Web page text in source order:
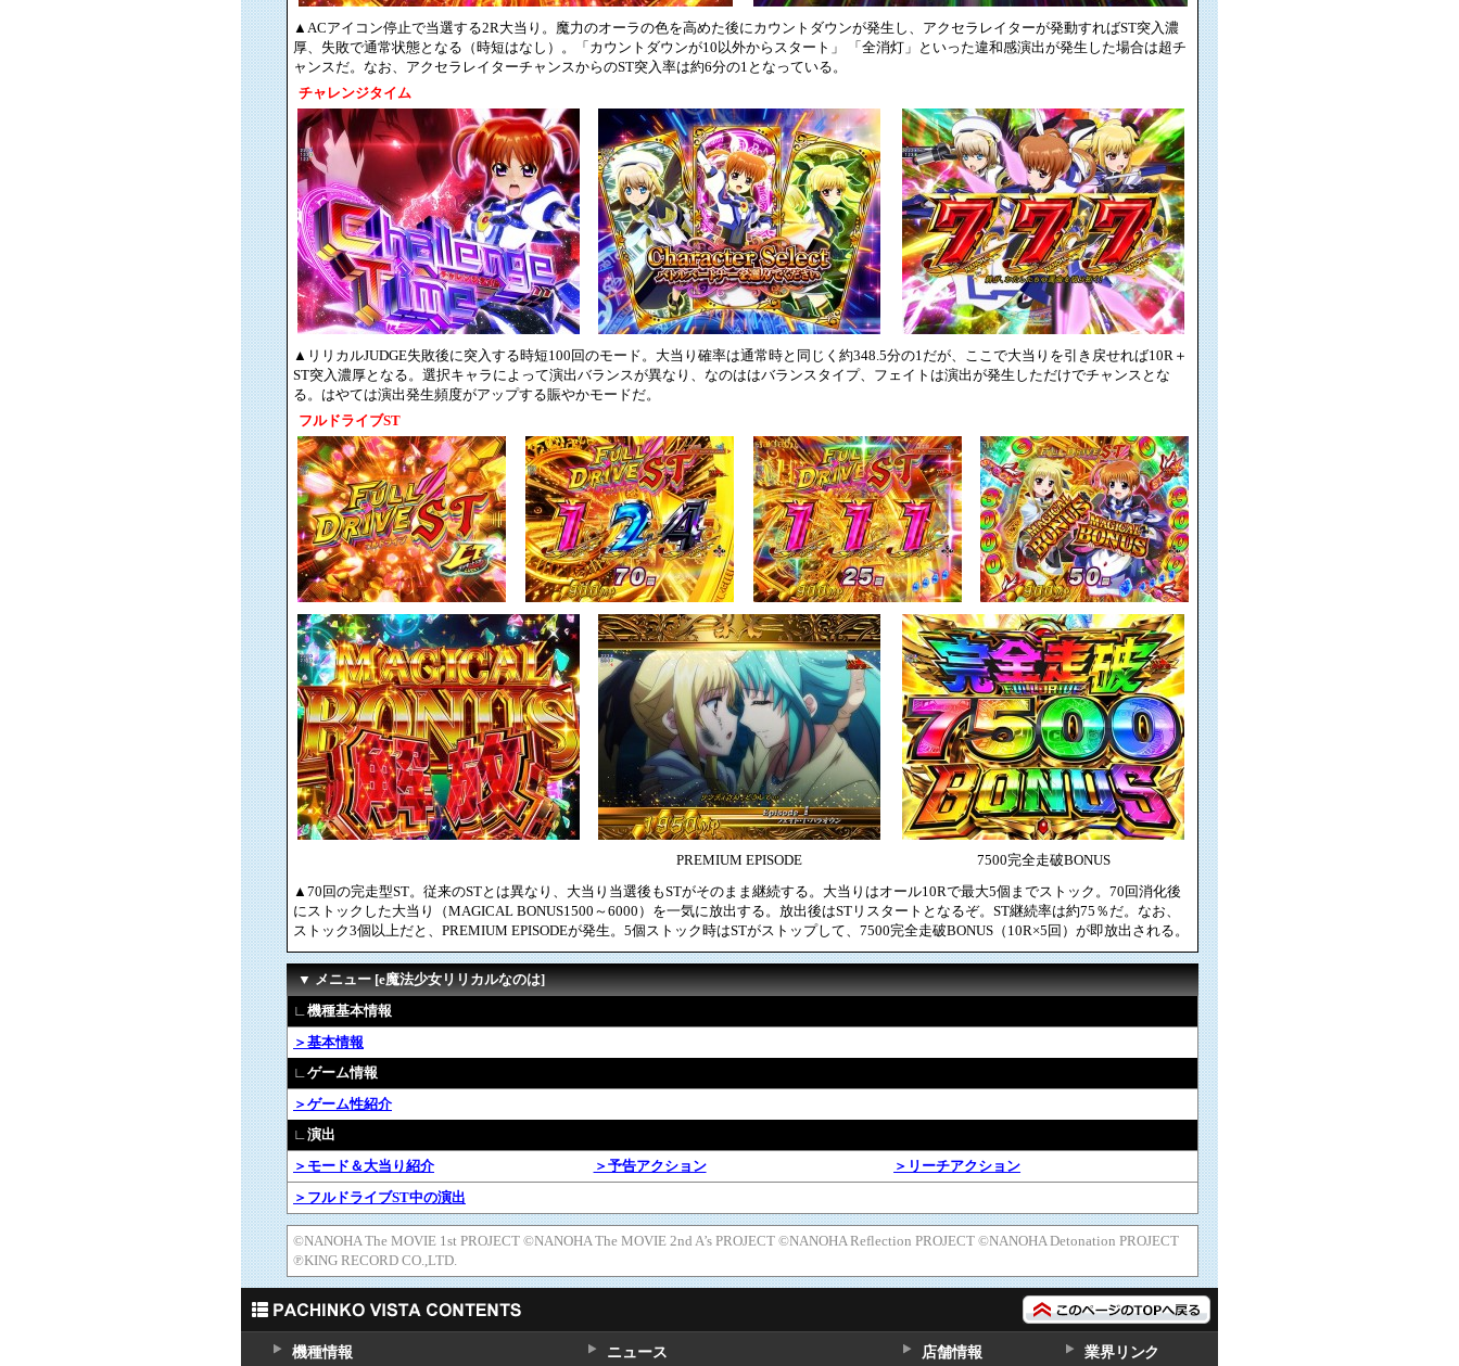
▲ACアイコン停止で当選する2R大当り。魔力のオーラの色を高めた後にカウントダウンが発生し、アクセラレイターが発動すればST突入濃
厚、失敗で通常状態となる（時短はなし）。「カウントダウンが10以外からスタート」 「全消灯」といった違和感演出が発生した場合は超チ
ャンスだ。なお、アクセラレイターチャンスからのST突入率は約6分の1となっている。
チャレンジタイム
▲リリカルJUDGE失敗後に突入する時短100回のモード。大当り確率は通常時と同じく約348.5分の1だが、ここで大当りを引き戻せれば10R＋
ST突入濃厚となる。選択キャラによって演出バランスが異なり、なのははバランスタイプ、フェイトは演出が発生しただけでチャンスとな
る。はやては演出発生頻度がアップする賑やかモードだ。
フルドライブST
PREMIUM EPISODE
7500完全走破BONUS
▲70回の完走型ST。従来のSTとは異なり、大当り当選後もSTがそのまま継続する。大当りはオール10Rで最大5個までストック。70回消化後
にストックした大当り（MAGICAL BONUS1500～6000）を一気に放出する。放出後はSTリスタートとなるぞ。ST継続率は約75％だ。なお、
ストック3個以上だと、PREMIUM EPISODEが発生。5個ストック時はSTがストップして、7500完全走破BONUS（10R×5回）が即放出される。
▼ メニュー [e魔法少女リリカルなのは]
∟機種基本情報
＞基本情報
∟ゲーム情報
＞ゲーム性紹介
∟演出
＞モード＆大当り紹介
＞予告アクション
＞リーチアクション
＞フルドライブST中の演出
©NANOHA The MOVIE 1st PROJECT ©NANOHA The MOVIE 2nd A’s PROJECT ©NANOHA Reflection PROJECT ©NANOHA Detonation PROJECT
℗KING RECORD CO.,LTD.
機種情報 ニュース 店舗情報 業界リンク